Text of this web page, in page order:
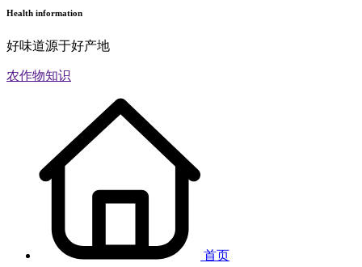
Health information
好味道源于好产地
农作物知识
首页